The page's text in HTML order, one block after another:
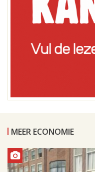
MEER ECONOMIE